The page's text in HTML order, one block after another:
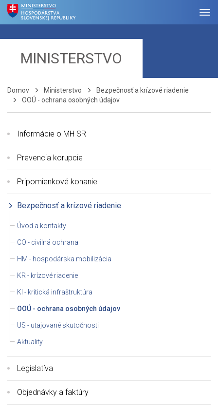
MINISTERSTVO
Domov Ministerstvo
Bezpečnosť a krízové riadenie
OOÚ - ochrana osobných údajov
Informácie o MH SR
Prevencia korupcie
Pripomienkové konanie
Bezpečnosť a krízové riadenie
Úvod a kontakty
CO - civilná ochrana
HM - hospodárska mobilizácia
KR - krízové riadenie
KI - kritická infraštruktúra
OOÚ - ochrana osobných údajov
US - utajované skutočnosti
Aktuality
Legislatíva
Objednávky a faktúry